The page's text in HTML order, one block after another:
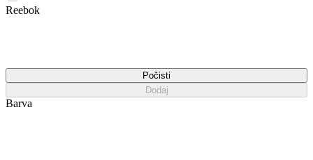
Reebok
Počisti
Dodaj
Barva